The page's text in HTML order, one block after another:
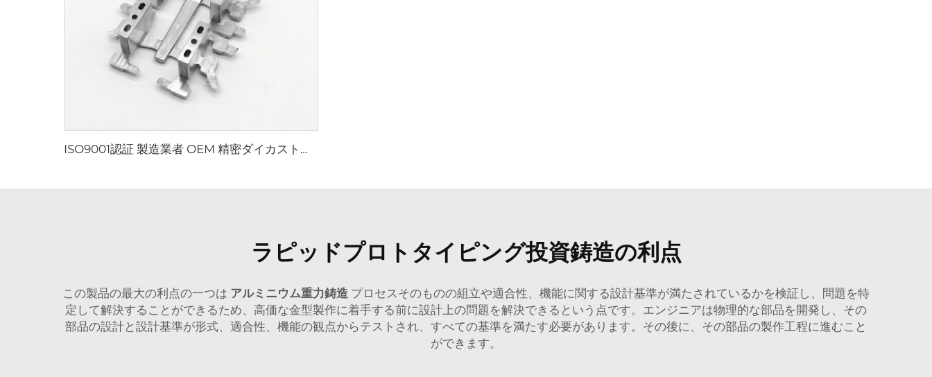
ISO9001認証 製造業者 OEM 精密ダイカストサービス ステンレス鋼304・316 インベストメント鋳造
ラピッドプロトタイピング投資鋳造の利点
この製品の最大の利点の一つは アルミニウム重力鋳造 プロセスそのものの組立や適合性、機能に関する設計基準が満たされているかを検証し、問題を特
定して解決することができるため、高価な金型製作に着手する前に設計上の問題を解決できるという点です。エンジニアは物理的な部品を開発し、その
部品の設計と設計基準が形式、適合性、機能の観点からテストされ、すべての基準を満たす必要があります。その後に、その部品の製作工程に進むこと
ができます。